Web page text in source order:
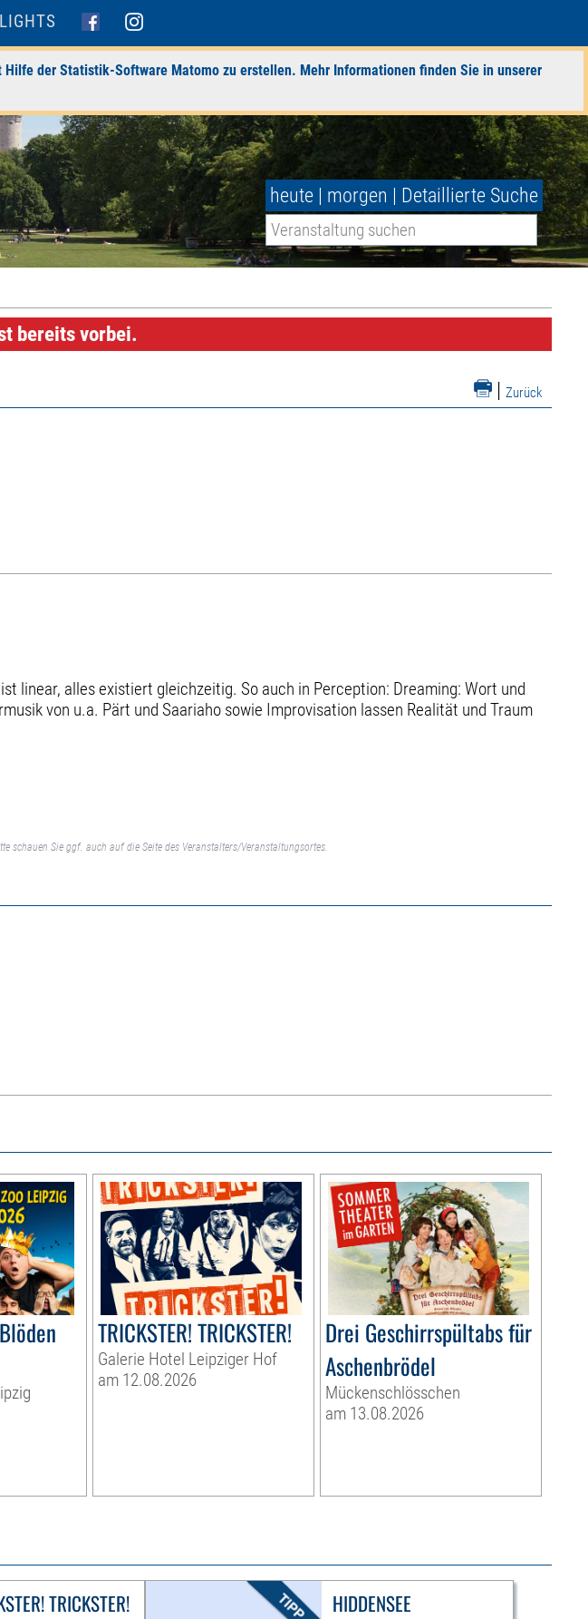
der Statistik-Software Matomo zu erstellen. Mehr Informationen finden Sie in unserer
heute | morgen | Detaillierte Suche
bereits vorbei.
| Zurück
linear, alles existiert gleichzeitig. So auch in Perception: Dreaming: Wort und
von u.a. Pärt und Saariaho sowie Improvisation lassen Realität und Traum
schauen Sie ggf. auch auf die Seite des Veranstalters/Veranstaltungsortes.
TRICKSTER! TRICKSTER!
Galerie Hotel Leipziger Hof
am 12.08.2026
Drei Geschirrspültabs für
Aschenbrödel
Mückenschlösschen
am 13.08.2026
TRICKSTER! HIDDENSEE